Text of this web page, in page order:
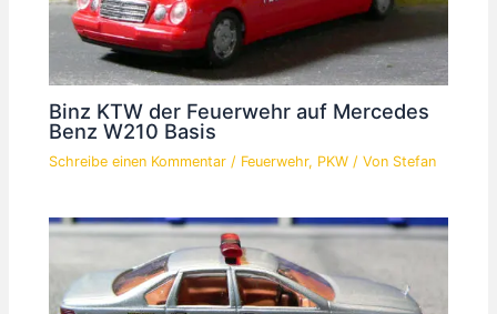
Binz KTW der Feuerwehr auf Mercedes
Benz W210 Basis
Schreibe einen Kommentar / Feuerwehr, PKW / Von Stefan